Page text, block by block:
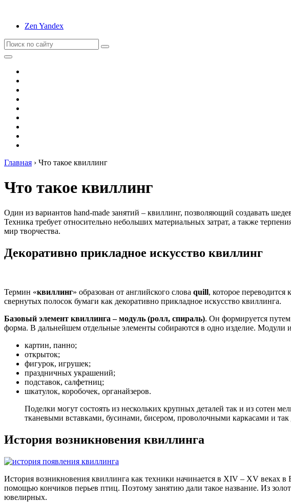
Zen Yandex
Главная › Что такое квиллинг
Что такое квиллинг
Один из вариантов hand-made занятий – квиллинг, позволяющий создавать
Техника требует относительно небольших материальных затрат, а также
мир творчества.
Декоративно прикладное искусство квиллинг
Термин «квиллинг» образован от английского слова quill, которое переводится
свернутых полосок бумаги как декоративно прикладное искусство квиллинга.
Базовый элемент квиллинга – модуль (ролл, спираль). Он формируется
форма. В дальнейшем отдельные элементы собираются в одно изделие. Модули
картин, панно;
открыток;
фигурок, игрушек;
праздничных украшений;
подставок, салфетниц;
шкатулок, коробочек, органайзеров.
Поделки могут состоять из нескольких крупных деталей так и из сотен
тканевыми вставками, бусинами, бисером, проволочными каркасами и так
История возникновения квиллинга
История возникновения квиллинга как техники начинается в XIV – XV веках
помощью кончиков перьев птиц. Поэтому занятию дали такое название. Из
ювелирных.